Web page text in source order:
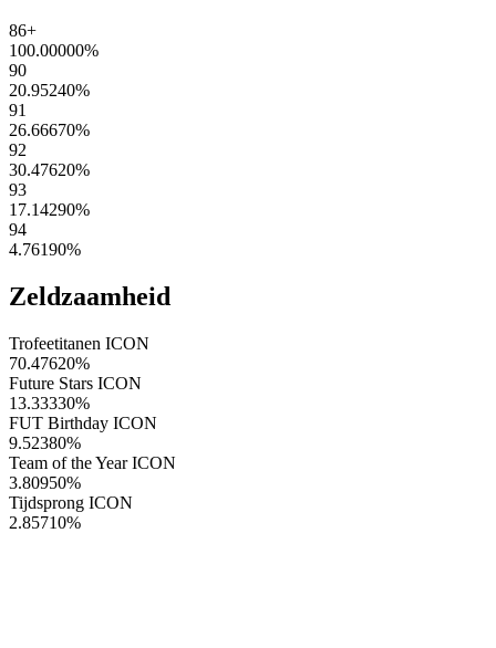
86+
100.00000%
90
20.95240%
91
26.66670%
92
30.47620%
93
17.14290%
94
4.76190%
Zeldzaamheid
Trofeetitanen ICON
70.47620%
Future Stars ICON
13.33330%
FUT Birthday ICON
9.52380%
Team of the Year ICON
3.80950%
Tijdsprong ICON
2.85710%